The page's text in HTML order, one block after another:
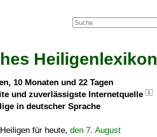
Heiligenlexikon
10 Monaten und 22 Tagen
und zuverlässigste Internetquelle
1
in deutscher Sprache
für heute, den 7. August